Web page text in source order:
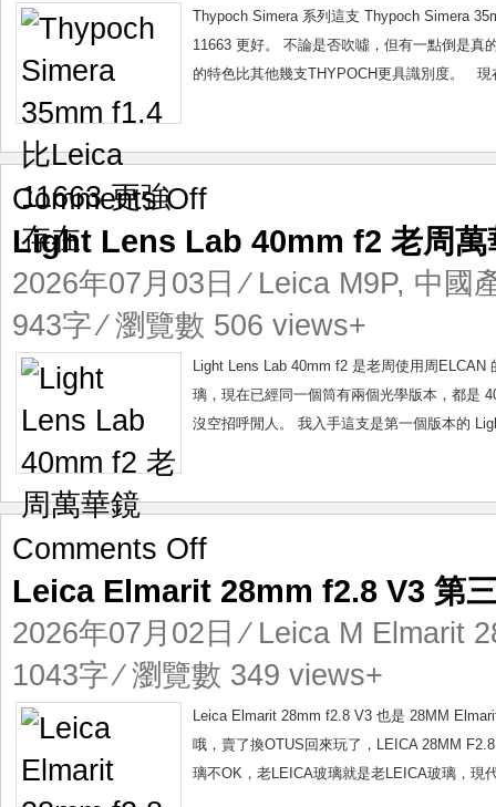
11663
存
Thypoch Simera 系列這支 Thypoch Simera
11663 更好。 不論是否吹噓，但有一點倒是真
的特色比其他幾支THYPOCH更具識別度。
Comments Offon
Lens
40mm
f2
老
周
鏡
Light Lens Lab 40mm f2 老周萬
2026年07月03日 ⁄ Leica M9P, 中國
943字 ⁄ 瀏覽數 506 views+
Light Lens Lab 40mm f2 是老周使用周
璃，現在已經同一個筒有兩個光學版本，都是
沒空招呼閒人。 我入手這支是第一個版本的
Comments Offon
Elmarit
f2.8
V3
第
三
的
Leica Elmarit 28mm f2.8 V3 第
2026年07月02日 ⁄ Leica M Elmarit
1043字 ⁄ 瀏覽數 349 views+
Leica Elmarit 28mm f2.8 V3 也是 28MM
哦，賣了換OTUS回來玩了，LEICA 28MM
璃不OK，老LEICA玻璃就是老LEICA玻璃，現